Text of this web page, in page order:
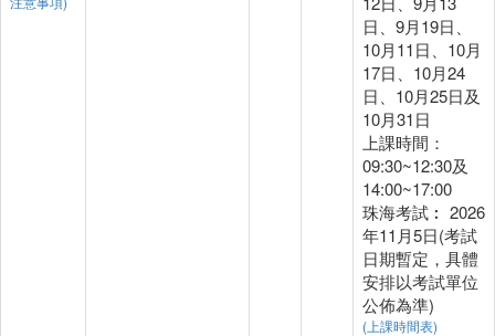
日、9月19日、
10月11日、10月
17日、10月24
日、10月25日及
10月31日
上課時間：
09:30~12:30及
14:00~17:00
珠海考試︰ 2026
年11月5日(考試
日期暫定，具體
安排以考試單位
公佈為準)
(上課時間表)